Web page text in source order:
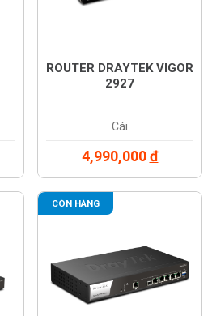
ROUTER DRAYTEK VIGOR
2927
Cái
4,990,000đ
CÒN HÀNG